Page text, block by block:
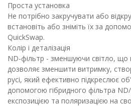
Проста установка
Не потрібно закручувати або
встановіть або зніміть їх за
QuickSwap.
Колір і деталізація
ND-фільтр - зменшуючи світло, що
дозволяє зменшити витримку,
русі, який ефективно підкреслює
допомогою гібридного фільтра
експозицією та поляризацією на